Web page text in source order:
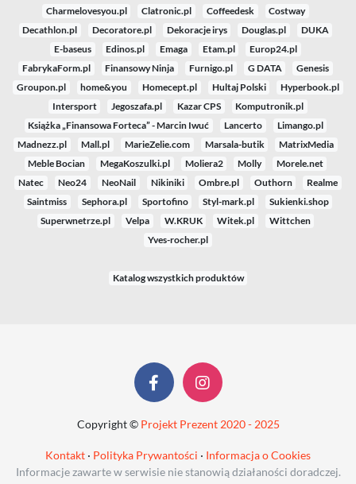
Charmelovesyou.pl
Clatronic.pl Coffeedesk
Costway
Decathlon.pl
Decoratore.pl Dekoracje irys Douglas.pl
DUKA
E-baseus
Edinos.pl Emaga Etam.pl
Europ24.pl
FabrykaForm.pl
Finansowy Ninja Furnigo.pl G DATA
Genesis
Groupon.pl
home&you Homecept.pl Hultaj Polski
Hyperbook.pl
Intersport
Jegoszafa.pl Kazar CPS
Komputronik.pl
Książka „Finansowa Forteca” - Marcin Iwuć
Lancerto
Limango.pl
Madnezz.pl
Mall.pl MarieZelie.com Marsala-butik
MatrixMedia
Meble Bocian
MegaKoszulki.pl Moliera2 Molly
Morele.net
Natec
Neo24 NeoNail Nikiniki Ombre.pl Outhorn
Realme
Saintmiss
Sephora.pl Sportofino Styl-mark.pl
Sukienki.shop
Superwnetrze.pl
Velpa W.KRUK Witek.pl
Wittchen
Yves-rocher.pl
Katalog wszystkich produktów
Copyright © Projekt Prezent 2020 - 2025
Kontakt · Polityka Prywantości · Informacja o Cookies
Informacje zawarte w serwisie nie stanowią działaności doradczej.